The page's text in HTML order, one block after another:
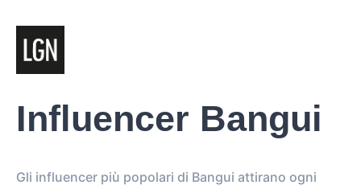
Influencer Bangui
Gli influencer più popolari di Bangui attirano ogni